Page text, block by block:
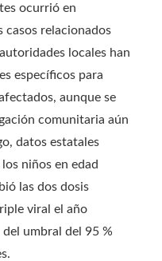
ocurrió en
casos relacionados
locales han
específicos para
aunque se
comunitaria aún
datos estatales
niños en edad
las dos dosis
viral el año
umbral del 95 %